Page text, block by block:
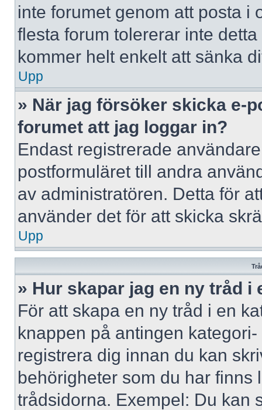
inte forumet genom att posta i
flesta forum tolererar inte
kommer helt enkelt att sänka
Upp
» När jag försöker skicka e-
forumet att jag loggar in?
Endast registrerade
postformuläret till andra
av administratören. Detta för
använder det för att skicka
Upp
» Hur skapar jag en ny tråd i
För att skapa en ny tråd i en
knappen på antingen
registrera dig innan du kan
behörigheter som du har finns
trådsidorna. Exempel: Du kan